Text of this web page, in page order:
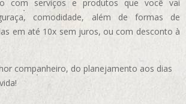
com serviços e produtos que você vai
comodidade, além de formas de
em até 10x sem juros, ou com desconto à
companheiro, do planejamento aos dias